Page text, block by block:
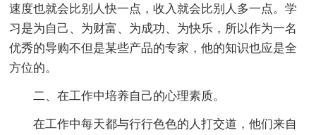
速度也就会比别人快一点，收入就会比别人多一点。学
习是为自己、为财富、为成功、为快乐，所以作为一名
优秀的导购不但是某些产品的专家，他的知识也应是全
方位的。
二、在工作中培养自己的心理素质。
在工作中每天都与行行色色的人打交道，他们来自